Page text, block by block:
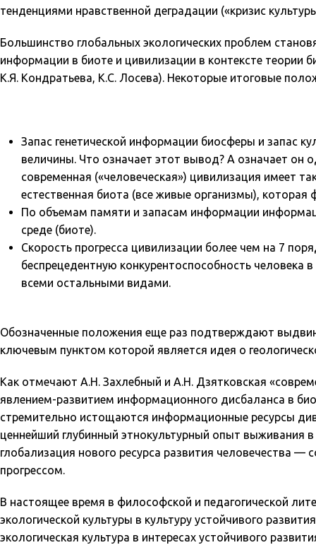
тенденциями нравственной деградации («кризис
Большинство глобальных экологических проблем
информации в биоте и цивилизации в контексте теории
К.Я. Кондратьева, К.С. Лосева). Некоторые итоговые
Запас генетической информации биосферы и запас
величины. Что означает этот вывод? А означает он
современная («человеческая») цивилизация имеет
естественная биота (все живые организмы),
По объемам памяти и запасам информации
среде (биоте).
Скорость прогресса цивилизации более чем на 7
беспрецедентную конкурентоспособность
всеми остальными видами.
Обозначенные положения еще раз подтверждают
ключевым пунктом которой является идея о
Как отмечают А.Н. Захлебный и А.Н. Дзятковская
явлением-развитием информационного дисбаланса в
стремительно истощаются информационные ресурсы
ценнейший глубинный этнокультурный опыт выживания
глобализация нового ресурса развития человечества
прогрессом.
В настоящее время в философской и педагогической
экологической культуры в культуру устойчивого
экологическая культура в интересах устойчивого